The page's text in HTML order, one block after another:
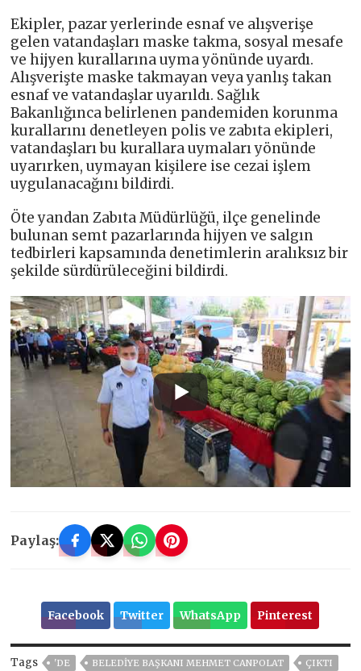
Ekipler, pazar yerlerinde esnaf ve alışverişe
gelen vatandaşları maske takma, sosyal mesafe
ve hijyen kurallarına uyma yönünde uyardı.
Alışverişte maske takmayan veya yanlış takan
esnaf ve vatandaşlar uyarıldı. Sağlık
Bakanlığınca belirlenen pandemiden korunma
kurallarını denetleyen polis ve zabıta ekipleri,
vatandaşları bu kurallara uymaları yönünde
uyarırken, uymayan kişilere ise cezai işlem
uygulanacağını bildirdi.
Öte yandan Zabıta Müdürlüğü, ilçe genelinde
bulunan semt pazarlarında hijyen ve salgın
tedbirleri kapsamında denetimlerin aralıksız bir
şekilde sürdürüleceğini bildirdi.
Paylaş:
Facebook Twitter WhatsApp Pinterest
Tags 'DE BELEDIYE BAŞKANI MEHMET CANPOLAT
ÇIKTI